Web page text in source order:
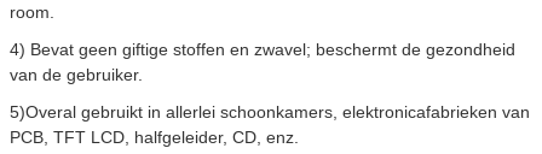
room.
4) Bevat geen giftige stoffen en zwavel; beschermt de gezondheid
van de gebruiker.
5)Overal gebruikt in allerlei schoonkamers, elektronicafabrieken van
PCB, TFT LCD, halfgeleider, CD, enz.